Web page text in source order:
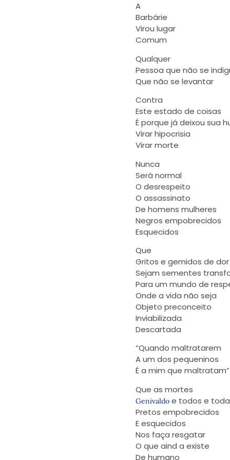
A
Barbárie
Virou lugar
Comum
Qualquer
Pessoa que não se
Que não se levantar
Contra
Este estado de coisas
É porque já deixou sua
Virar hipocrisia
Virar morte
Nunca
Será normal
O desrespeito
O assassinato
De homens mulheres
Negros empobrecidos
Esquecidos
Que
Gritos e gemidos de dor
Sejam sementes
Para um mundo de
Onde a vida não seja
Objeto preconceito
Inviabilizada
Descartada
“Quando maltratarem
A um dos pequeninos
É a mim que maltratam”
Que as mortes
Genivaldo e todos e
Pretos empobrecidos
E esquecidos
Nos faça resgatar
O que aind a existe
De humano